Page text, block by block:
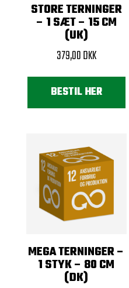
STORE TERNINGER
– 1 SÆT – 15 CM
(UK)
379,00DKK
BESTIL HER
MEGA TERNINGER –
1 STYK – 80 CM
(DK)